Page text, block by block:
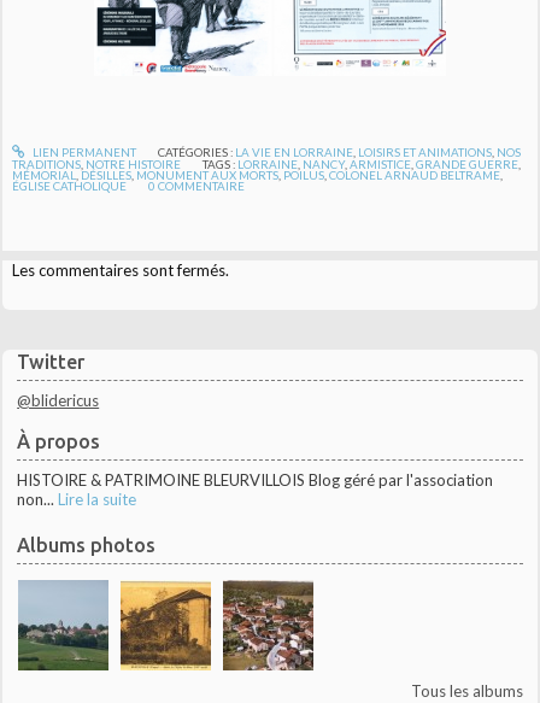
Twitter
@blidericus
À propos
HISTOIRE & PATRIMOINE BLEURVILLOIS Blog géré par l'association
non... Lire la suite
Albums photos
Tous les albums
LIEN PERMANENT CATÉGORIES : LA VIE EN LORRAINE, LOISIRS ET ANIMATIONS, NOS
TRADITIONS NOTRE HISTOIRE TAGS : LORRAINE NANCY,ARMISTICE ,GRANDE GUERRE
MÉMORIAL DÉSILLES MONUMENT AUX MORTS POILUS ,COLONEL ARNAUD BELTRAME
ÉGLISE CATHOLIQUE 0 COMMENTAIRE
Les commentaires sont fermés.